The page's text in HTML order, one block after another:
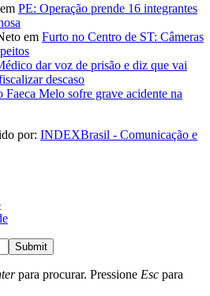
em PE: Operação prende 16 integrantes
em Furto no Centro de ST: Câmeras
dar voz de prisão e diz que vai
descaso
Faeca Melo sofre grave acidente na
por: INDEXBrasil - Comunicação e
Submit
para procurar. Pressione Esc para